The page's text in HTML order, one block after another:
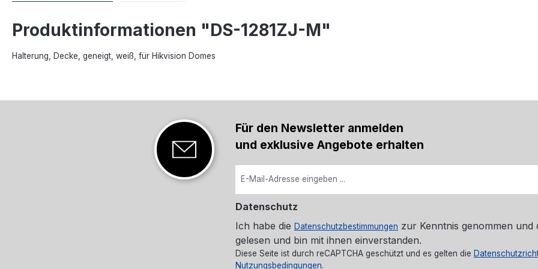
Produktinformationen "DS-1281ZJ-M"
Halterung, Decke, geneigt, weiß, für Hikvision Domes
Für den Newsletter anmelden
und exklusive Angebote erhalten
Datenschutz
Ich habe die Datenschutzbestimmungen zur Kenntnis genommen und
gelesen und bin mit ihnen einverstanden.
Diese Seite ist durch reCAPTCHA geschützt und es gelten die
Nutzungsbedingungen.